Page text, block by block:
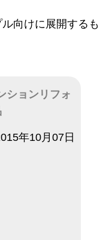
向けに展開するも
ションリフォ
年10月07日